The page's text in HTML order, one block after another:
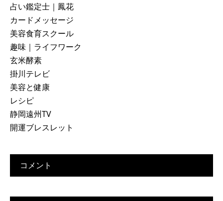
占い鑑定士｜鳳花
カードメッセージ
美容食育スクール
趣味｜ライフワーク
玄米酵素
掛川テレビ
美容と健康
レシピ
静岡遠州TV
開運ブレスレット
コメント